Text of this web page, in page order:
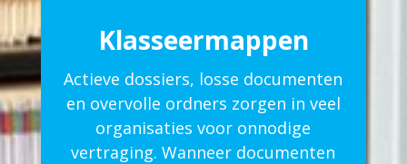
Klasseermappen
Actieve dossiers, losse documenten
en overvolle ordners zorgen in veel
organisaties voor onnodige
vertraging. Wanneer documenten